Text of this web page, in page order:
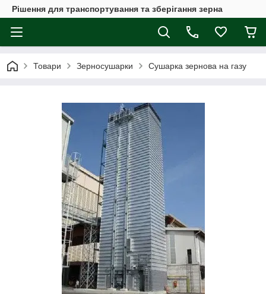
Рішення для транспортування та зберігання зерна
Товари Зерносушарки Сушарка зернова на газу